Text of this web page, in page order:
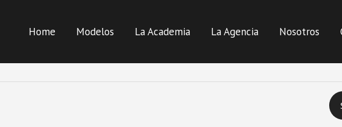
Home Modelos La Academia La Agencia Nosotros